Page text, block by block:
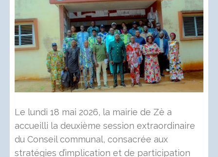
Le lundi 18 mai 2026, la mairie de Zè a
accueilli la deuxième session extraordinaire
du Conseil communal, consacrée aux
stratégies d’implication et de participation